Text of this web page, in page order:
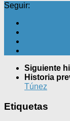
Seguir:
Siguiente
Historia
Túnez
Etiquetas